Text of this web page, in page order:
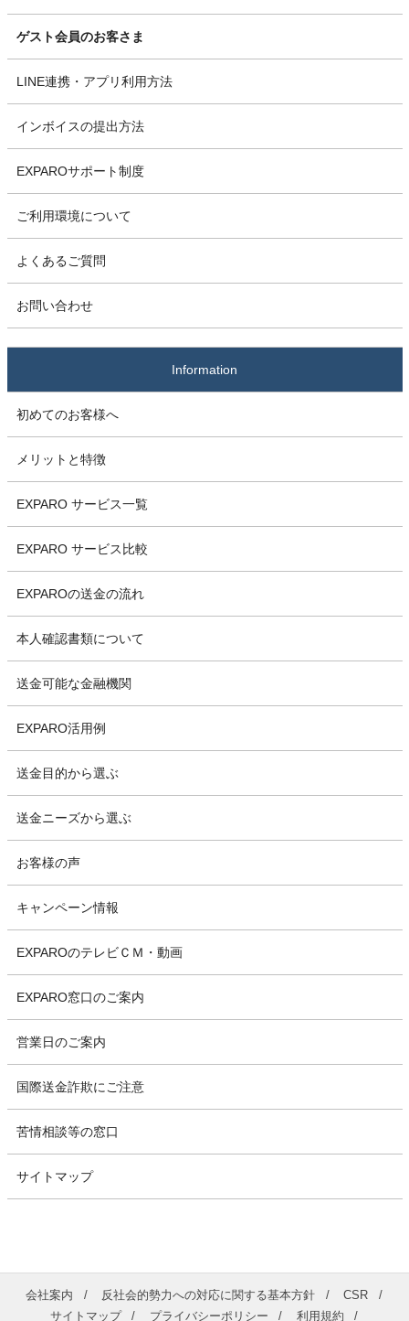
ゲスト会員のお客さま
LINE連携・アプリ利用方法
インボイスの提出方法
EXPAROサポート制度
ご利用環境について
よくあるご質問
お問い合わせ
Information
初めてのお客様へ
メリットと特徴
EXPARO サービス一覧
EXPARO サービス比較
EXPAROの送金の流れ
本人確認書類について
送金可能な金融機関
EXPARO活用例
送金目的から選ぶ
送金ニーズから選ぶ
お客様の声
キャンペーン情報
EXPAROのテレビＣＭ・動画
EXPARO窓口のご案内
営業日のご案内
国際送金詐欺にご注意
苦情相談等の窓口
サイトマップ
会社案内 反社会的勢力への対応に関する基本方針
CSR
サイトマップ
プライバシーポリシー 利用規約